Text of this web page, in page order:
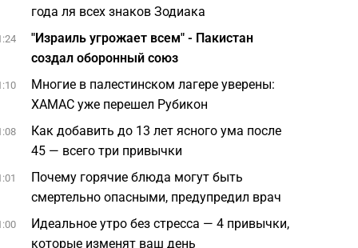
года ля всех знаков Зодиака
"Израиль угрожает всем" - Пакистан
создал оборонный союз
Многие в палестинском лагере уверены:
ХАМАС уже перешел Рубикон
Как добавить до 13 лет ясного ума после
45 — всего три привычки
Почему горячие блюда могут быть
смертельно опасными, предупредил врач
Идеальное утро без стресса — 4 привычки,
которые изменят ваш день